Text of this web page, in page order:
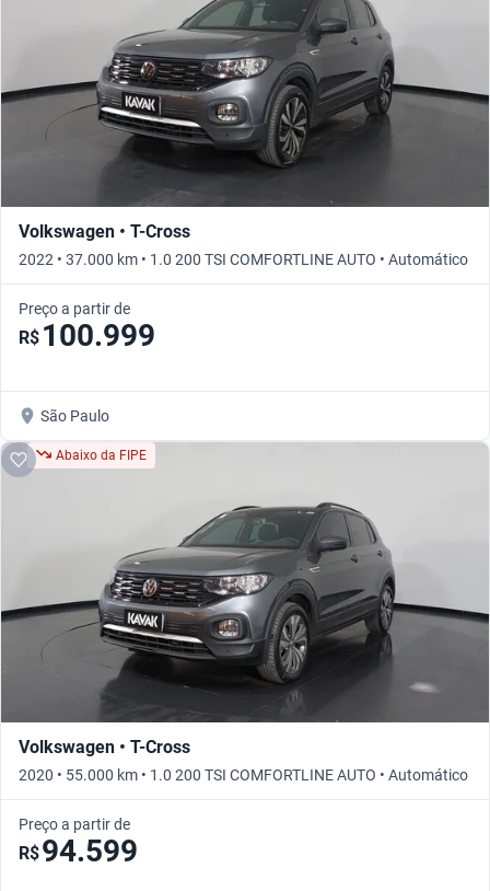
Volkswagen • T-Cross
2022 • 37.000 km • 1.0 200 TSI COMFORTLINE AUTO • Automático
Preço a partir de
R$ 100.999
São Paulo
Abaixo da FIPE
Volkswagen • T-Cross
2020 • 55.000 km • 1.0 200 TSI COMFORTLINE AUTO • Automático
Preço a partir de
R$94.599